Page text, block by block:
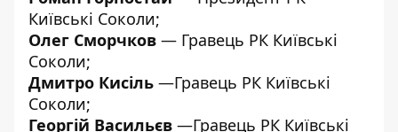
Київські Соколи;
Олег Сморчков — Гравець РК Київські
Соколи;
Дмитро Кисіль —Гравець РК Київські
Соколи;
Георгій Васильєв —Гравець РК Київські